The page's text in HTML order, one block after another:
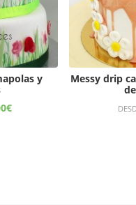
y
€
Messy drip